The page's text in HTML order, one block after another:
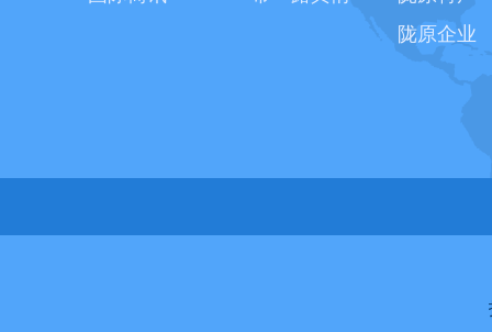
陇原企业